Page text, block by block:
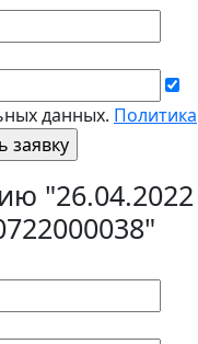
данных. Политика
"26.04.2022